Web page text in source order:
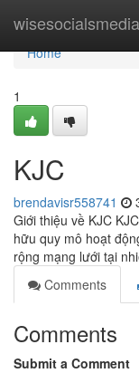
wisesocialsmedia
Home
Home
1
KJC
brendavisr558741
Giới thiệu về KJC
hữu quy mô hoạt
rộng mạng lưới tại
Comments
Comments
Submit a Comment